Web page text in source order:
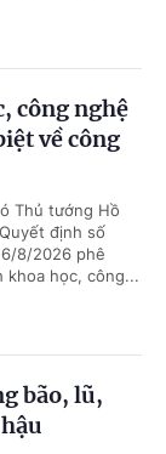
công nghệ
về công
Thủ tướng Hồ
định số
8/2026 phê
khoa học, công...
bão, lũ,